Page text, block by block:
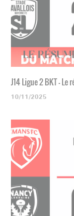
J14 Ligue 2 BKT - Le
10/11/2025